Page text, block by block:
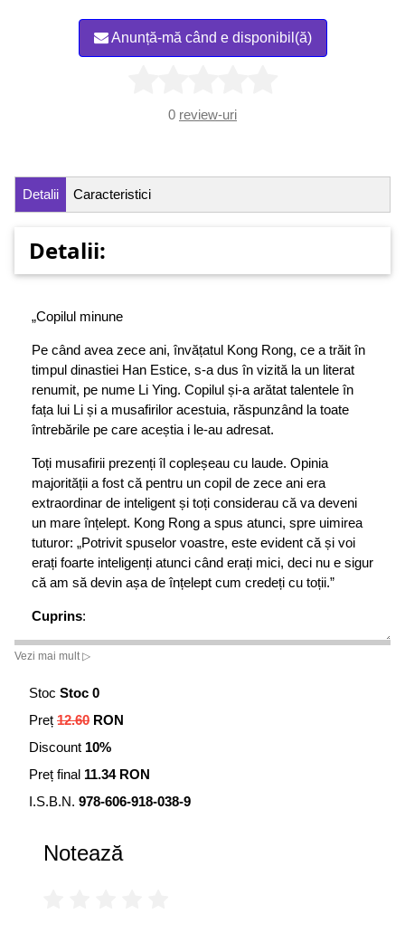
Anunță-mă când e disponibil(ă)
0 review-uri
Detalii Caracteristici
Detalii:
„Copilul minune
Pe când avea zece ani, învățatul Kong Rong, ce a trăit în
timpul dinastiei Han Estice, s-a dus în vizită la un literat
renumit, pe nume Li Ying. Copilul și-a arătat talentele în
fața lui Li și a musafirilor acestuia, răspunzând la toate
întrebările pe care aceștia i le-au adresat.
Toți musafirii prezenți îl copleșeau cu laude. Opinia
majorității a fost că pentru un copil de zece ani era
extraordinar de inteligent și toți considerau că va deveni
un mare înțelept. Kong Rong a spus atunci, spre uimirea
tuturor: „Potrivit spuselor voastre, este evident că și voi
erați foarte inteligenți atunci când erați mici, deci nu e sigur
că am să devin așa de înțelept cum credeți cu toții.”
Cuprins:
Introducere
Vinul oțetit
O obișnuință proastă
Doi căpoși
Hoțul care a devenit victima unui furt
Vezi mai mult ▷
Stoc Stoc 0
Preț 12.60 RON
Discount 10%
Preț final 11.34 RON
I.S.B.N. 978-606-918-038-9
Notează